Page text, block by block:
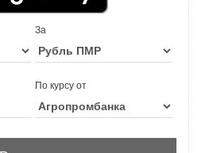
За
По курсу от